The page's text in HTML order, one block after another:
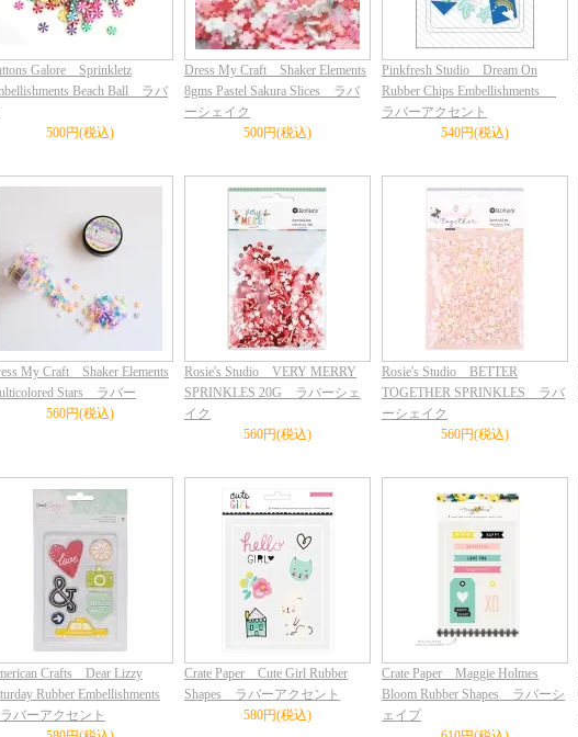
Galore Sprinkletz
Beach Ball ラバ
500円(税込)
Dress My Craft Shaker Elements
8gms Pastel Sakura Slices ラバ
ーシェイク
500円(税込)
Pinkfresh Studio Dream On
Rubber Chips Embellishments
ラバーアクセント
540円(税込)
My Craft Shaker Elements
Stars ラバー
560円(税込)
Rosie's Studio VERY MERRY
SPRINKLES 20G ラバーシェ
イク
560円(税込)
Rosie's Studio BETTER
TOGETHER SPRINKLES ラバ
ーシェイク
560円(税込)
Crafts Dear Lizzy
Rubber Embellishments
バーアクセント
Crate Paper Cute Girl Rubber
Shapes ラバーアクセント
580円(税込)
Crate Paper Maggie Holmes
Bloom Rubber Shapes ラバーシ
ェイプ